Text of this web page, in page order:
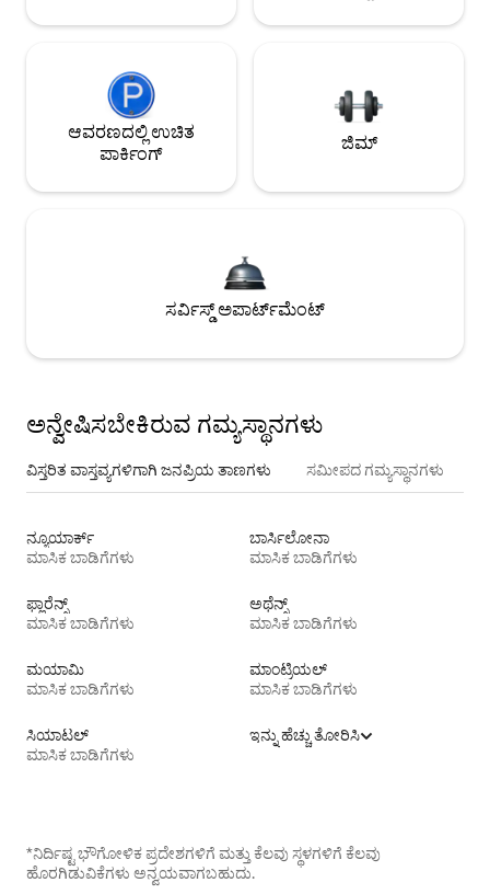
ಆವರಣದಲ್ಲಿ ಉಚಿತ
ಪಾರ್ಕಿಂಗ್
ಜಿಮ್
ಸರ್ವಿಸ್ಡ್ ಅಪಾರ್ಟ್‌ಮೆಂಟ್
ಅನ್ವೇಷಿಸಬೇಕಿರುವ ಗಮ್ಯಸ್ಥಾನಗಳು
ವಿಸ್ತರಿತ ವಾಸ್ತವ್ಯಗಳಿಗಾಗಿ ಜನಪ್ರಿಯ ತಾಣಗಳು ಸಮೀಪದ ಗಮ್ಯಸ್ಥಾನಗಳು
ನ್ಯೂಯಾರ್ಕ್
ಮಾಸಿಕ ಬಾಡಿಗೆಗಳು
ಬಾರ್ಸಿಲೋನಾ
ಮಾಸಿಕ ಬಾಡಿಗೆಗಳು
ಫ್ಲಾರೆನ್ಸ್
ಮಾಸಿಕ ಬಾಡಿಗೆಗಳು
ಅಥೆನ್ಸ್
ಮಾಸಿಕ ಬಾಡಿಗೆಗಳು
ಮಯಾಮಿ
ಮಾಸಿಕ ಬಾಡಿಗೆಗಳು
ಮಾಂಟ್ರಿಯಲ್
ಮಾಸಿಕ ಬಾಡಿಗೆಗಳು
ಸಿಯಾಟಲ್
ಮಾಸಿಕ ಬಾಡಿಗೆಗಳು
ಇನ್ನು ಹೆಚ್ಚು ತೋರಿಸಿ
*ನಿರ್ದಿಷ್ಟ ಭೌಗೋಳಿಕ ಪ್ರದೇಶಗಳಿಗೆ ಮತ್ತು ಕೆಲವು ಸ್ಥಳಗಳಿಗೆ ಕೆಲವು
ಹೊರಗಿಡುವಿಕೆಗಳು ಅನ್ವಯವಾಗಬಹುದು.